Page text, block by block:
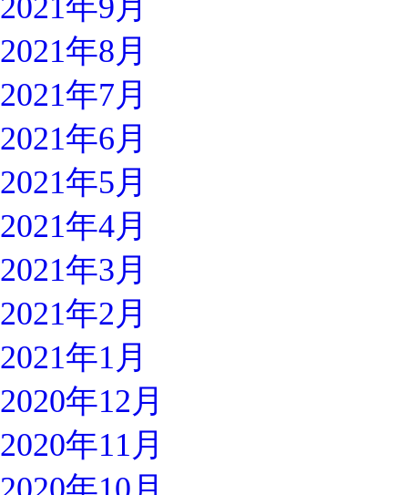
2021年9月
2021年8月
2021年7月
2021年6月
2021年5月
2021年4月
2021年3月
2021年2月
2021年1月
2020年12月
2020年11月